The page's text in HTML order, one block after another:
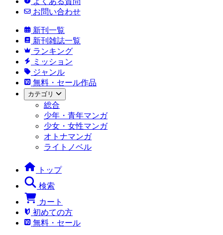
お問い合わせ
新刊一覧
新刊雑誌一覧
ランキング
ミッション
ジャンル
無料・セール作品
カテゴリ
総合
少年・青年マンガ
少女・女性マンガ
オトナマンガ
ライトノベル
トップ
検索
カート
初めての方
無料・セール